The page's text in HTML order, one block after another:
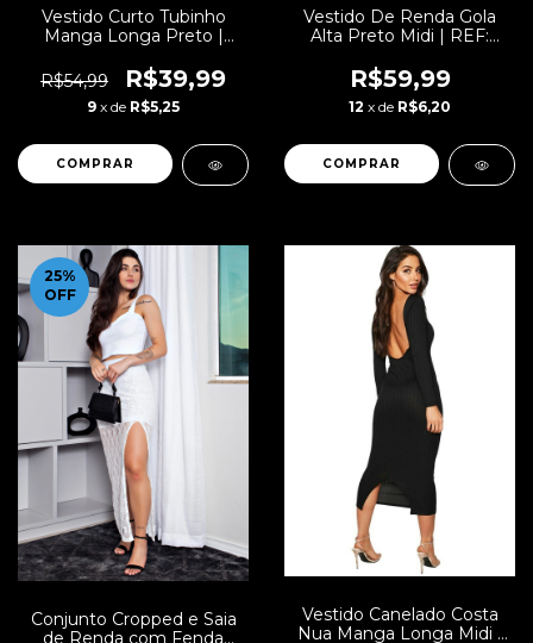
Vestido Curto Tubinho
Manga Longa Preto |
R$54,99
R$39,99
9 x de R$5,25
COMPRAR
Vestido De Renda Gola
Alta Preto Midi | REF:
R$59,99
12 x de R$6,20
COMPRAR
25%
OFF
Conjunto Cropped e Saia
de Renda com Fenda
Vestido Canelado Costa
Nua Manga Longa Midi |